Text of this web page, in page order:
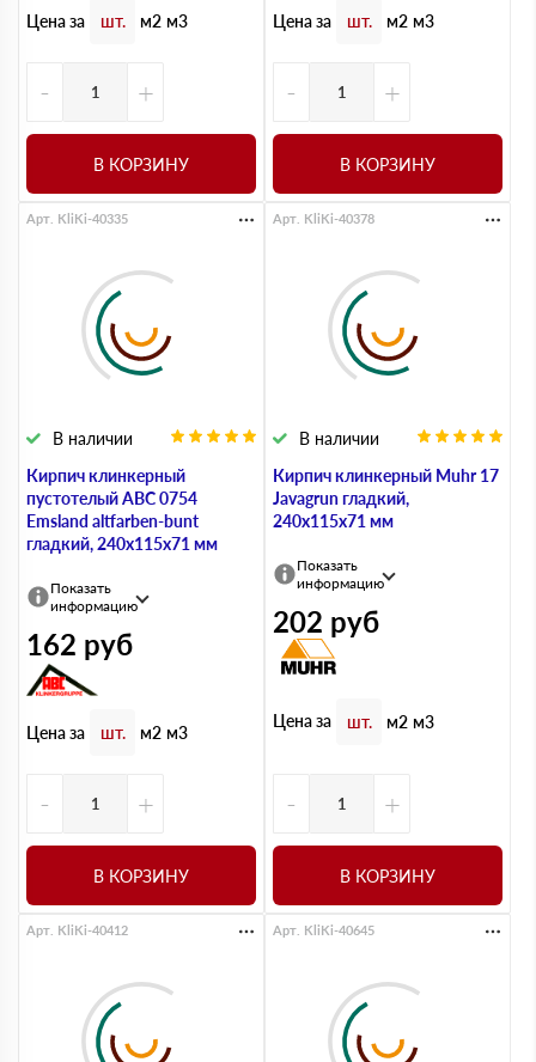
Цена за шт. м2 м3
- +
В КОРЗИНУ
Цена за шт. м2 м3
- +
В КОРЗИНУ
Кирпич клинкерный
пустотелый ABC 0754
Emsland altfarben-bunt
гладкий, 240х115х71 мм
В наличии
Арт. KliKi-40335
Показать
информацию
162 руб
Цена за шт. м2 м3
- +
В КОРЗИНУ
Кирпич клинкерный Muhr 17
Javagrun гладкий,
240х115х71 мм
В наличии
Арт. KliKi-40378
Показать
информацию
202 руб
Цена за шт. м2 м3
- +
В КОРЗИНУ
Арт. KliKi-40412 Арт. KliKi-40645